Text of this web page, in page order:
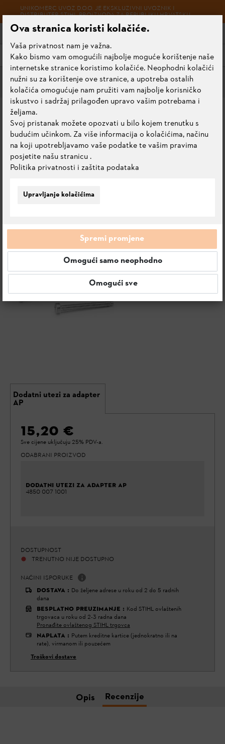
UNIKOMERC UVOZ D.O.O. JE EKSKLUZIVNI UVOZNIK I
DISTRIBUTER STIHL PROIZVODA ZA REPUBLIKU HRVATSKU
Izbornik
Pribor za akumulatorske uređaje
DODATNI UTEZI ZA
ADAPTER AP
0.0 Ocijeni ovaj proizvod
Dodatni utezi za adapter
AP
15,20 €
Sve cijene uključuju 25% PDV-a.
ODABRANI PROIZVOD
DODATNI UTEZI ZA ADAPTER AP
4850 007 1001
DOSTUPNOST
TRENUTNO NIJE DOSTUPNO
NAČINI ISPORUKE
DOSTAVA : Do željene adrese u roku od 2 do 5 radnih
dana
BESPLATNO PREUZIMANJE : Kod STIHL ovlaštenih
trgovaca u roku od 2-3 radna dana
Pronađite ovlaštenog STIHL trgovca
NAPLATA : Putem kreditne kartice (jednokratno ili na
rate), virmanom ili pouzećem
Troškovi dostave
Opis Recenzije
Upravljanje kolačićima
Ova stranica koristi kolačiće.
Vaša privatnost nam je važna.
Kako bismo vam omogućili najbolje moguće korištenje naše
internetske stranice koristimo kolačiće. Neophodni kolačići
nužni su za korištenje ove stranice, a upotreba ostalih
kolačića omogućuje nam pružiti vam najbolje korisničko
iskustvo i sadržaj prilagođen upravo vašim potrebama i
željama.
Svoj pristanak možete opozvati u bilo kojem trenutku s
budućim učinkom. Za više informacija o kolačićima, načinu
na koji upotrebljavamo vaše podatke te vašim pravima
posjetite našu stranicu
Politika privatnosti i zaštita podataka
.
Spremi promjene
Omogući samo neophodno
Omogući sve